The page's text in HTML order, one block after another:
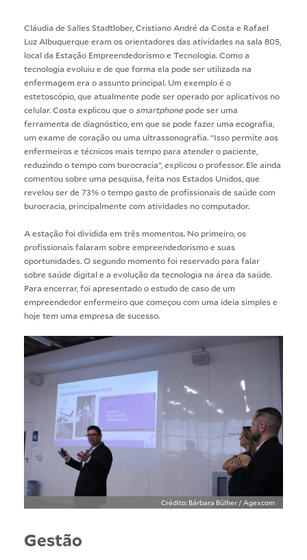
Cláudia de Salles Stadtlober, Cristiano André da Costa e Rafael
Luz Albuquerque eram os orientadores das atividades na sala 805,
local da Estação Empreendedorismo e Tecnologia. Como a
tecnologia evoluiu e de que forma ela pode ser utilizada na
enfermagem era o assunto principal. Um exemplo é o
estetoscópio, que atualmente pode ser operado por aplicativos no
celular. Costa explicou que o smartphone pode ser uma
ferramenta de diagnóstico, em que se pode fazer uma ecografia,
um exame de coração ou uma ultrassonografia. “Isso permite aos
enfermeiros e técnicos mais tempo para atender o paciente,
reduzindo o tempo com burocracia”, explicou o professor. Ele ainda
comentou sobre uma pesquisa, feita nos Estados Unidos, que
revelou ser de 73% o tempo gasto de profissionais de saúde com
burocracia, principalmente com atividades no computador.
A estação foi dividida em três momentos. No primeiro, os
profissionais falaram sobre empreendedorismo e suas
oportunidades. O segundo momento foi reservado para falar
sobre saúde digital e a evolução da tecnologia na área da saúde.
Para encerrar, foi apresentado o estudo de caso de um
empreendedor enfermeiro que começou com uma ideia simples e
hoje tem uma empresa de sucesso.
Crédito: Bárbara Bülher / Agexcom
Gestão